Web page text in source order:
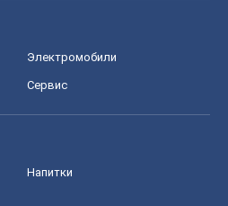
Электромобили
Сервис
Напитки